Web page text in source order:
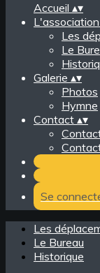
Accueil ▴▾
L'association
Les
Le
Galerie ▴▾
Photos
Hymne
Contact ▴▾
Se
Les
Le Bureau
Historique